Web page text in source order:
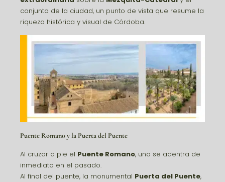
conjunto de la ciudad, un punto de vista que resume la
riqueza histórica y visual de Córdoba.
Puente Romanoy la Puerta del Puente
Al cruzar a pie el Puente Romano, uno se adentra de
inmediato en el pasado.
Al final del puente, la monumental Puerta del Puente,